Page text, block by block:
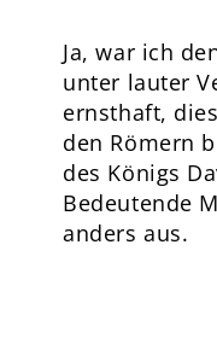
Ja, war ich
unter lauter
ernsthaft,
den Römern
des Königs
Bedeutende
anders aus.